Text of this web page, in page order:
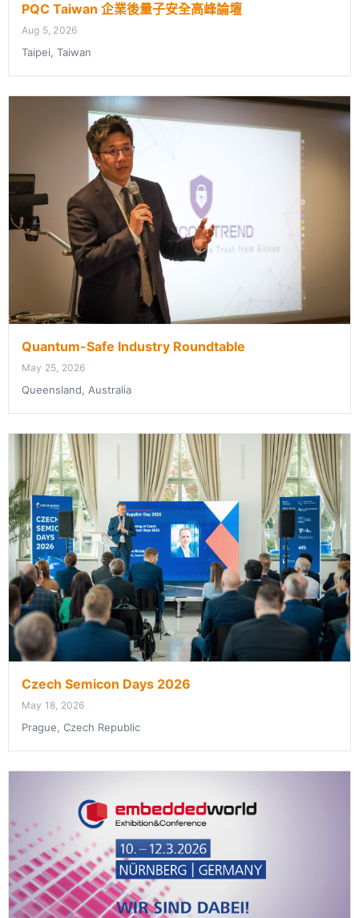
PQC Taiwan 企業後量子安全高峰論壇
Aug 5, 2026
Taipei, Taiwan
Quantum-Safe Industry Roundtable
May 25, 2026
Queensland, Australia
Czech Semicon Days 2026
May 18, 2026
Prague, Czech Republic